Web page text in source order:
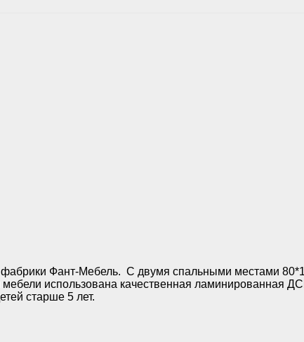
фабрики Фант-Мебель. С двумя спальными местами
использована качественная ламинированная
старше 5 лет.